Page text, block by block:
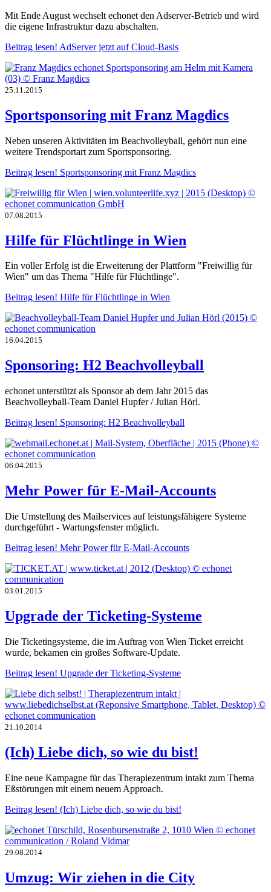
Mit Ende August wechselt echonet den Adserver-Betrieb und wird
die eigene Infrastruktur dazu abschalten.
Beitrag lesen! AdServer jetzt auf Cloud-Basis
25.11.2015
Sportsponsoring mit Franz Magdics
Neben unseren Aktivitäten im Beachvolleyball, gehört nun eine
weitere Trendsportart zum Sportsponsoring.
Beitrag lesen! Sportsponsoring mit Franz Magdics
07.08.2015
Hilfe für Flüchtlinge in Wien
Ein voller Erfolg ist die Erweiterung der Plattform "Freiwillig für
Wien" um das Thema "Hilfe für Flüchtlinge".
Beitrag lesen! Hilfe für Flüchtlinge in Wien
16.04.2015
Sponsoring: H2 Beachvolleyball
echonet unterstützt als Sponsor ab dem Jahr 2015 das
Beachvolleyball-Team Daniel Hupfer / Julian Hörl.
Beitrag lesen! Sponsoring: H2 Beachvolleyball
06.04.2015
Mehr Power für E-Mail-Accounts
Die Umstellung des Mailservices auf leistungsfähigere Systeme
durchgeführt - Wartungsfenster möglich.
Beitrag lesen! Mehr Power für E-Mail-Accounts
03.01.2015
Upgrade der Ticketing-Systeme
Die Ticketingsysteme, die im Auftrag von Wien Ticket erreicht
wurde, bekamen ein großes Software-Update.
Beitrag lesen! Upgrade der Ticketing-Systeme
21.10.2014
(Ich) Liebe dich, so wie du bist!
Eine neue Kampagne für das Therapiezentrum intakt zum Thema
Eßstörungen mit einem neuem Approach.
Beitrag lesen! (Ich) Liebe dich, so wie du bist!
29.08.2014
Umzug: Wir ziehen in die City